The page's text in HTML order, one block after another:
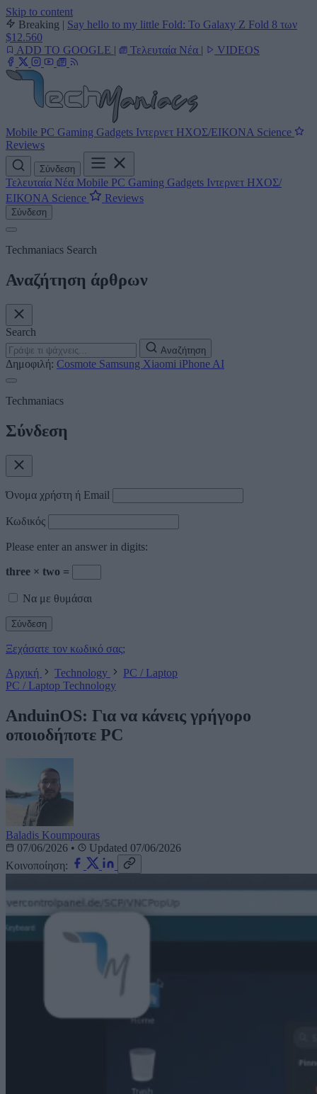
Skip to content
Breaking | Say hello to my little Fold: Το Galaxy Z Fold 8 των
$12.560
ADD TO GOOGLE | Τελευταία Νέα | VIDEOS
Mobile PC Gaming Gadgets Ιντερνετ ΗΧΟΣ/ΕΙΚΟΝΑ Science
Reviews
Σύνδεση
Τελευταία Νέα Mobile PC Gaming Gadgets Ιντερνετ ΗΧΟΣ/
ΕΙΚΟΝΑ Science Reviews
Σύνδεση
Techmaniacs Search
Αναζήτηση άρθρων
Search
Αναζήτηση
Δημοφιλή: Cosmote Samsung Xiaomi iPhone AI
Techmaniacs
Σύνδεση
Όνομα χρήστη ή Email
Κωδικός
Please enter an answer in digits:
three × two =
Να με θυμάσαι
Ξεχάσατε τον κωδικό σας;
Αρχική
Technology
PC / Laptop
PC / Laptop Technology
AnduinOS: Για να κάνεις γρήγορο
οποιοδήποτε PC
Baladis Koumpouras
07/06/2026 •
Updated 07/06/2026
Κοινοποίηση: